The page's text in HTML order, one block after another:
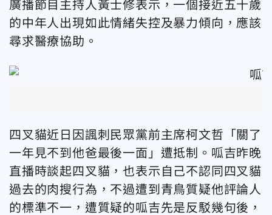
廣播節目主持人黃士修表示，一個接近五十歲
的中年人出現如此情緒失控及暴力傾向，應該
尋求醫療協助。
四叉貓近日因諷刺民眾黨前主席柯文哲「關了
一年見不到他爸最後一面」遭抵制。呱吉昨晚
直播時談起四叉貓，也表示自己不認同四叉貓
過去的肉搜行為，不過遭到青鳥質疑他評論人
的標準不一，遭質疑的呱吉先是反駁幾句後，